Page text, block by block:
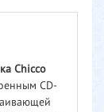
Chicco
CD-